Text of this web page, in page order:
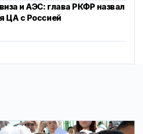
и АЭС: глава РКФР назвал
ЦА с Россией